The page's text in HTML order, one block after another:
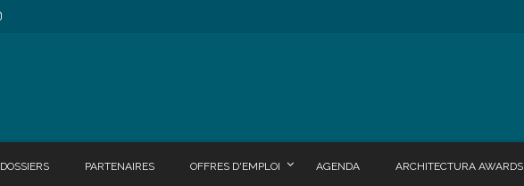
DOSSIERS PARTENAIRES OFFRES D'EMPLOI AGENDA ARCHITECTURA AWARDS